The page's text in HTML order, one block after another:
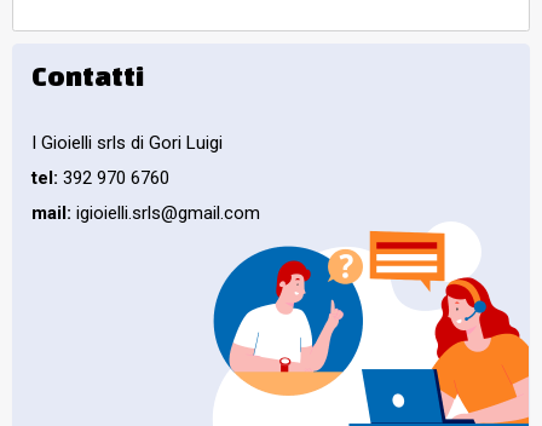
Contatti
I Gioielli srls di Gori Luigi
tel: 392 970 6760
mail: igioielli.srls@gmail.com